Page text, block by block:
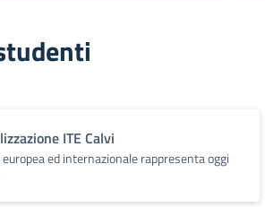
ITE Calvi
ed internazionale rappresenta oggi